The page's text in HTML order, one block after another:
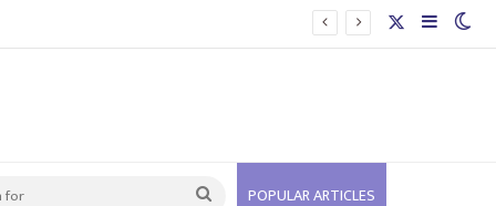
Sidebar
SearchPOPULAR ARTICLES